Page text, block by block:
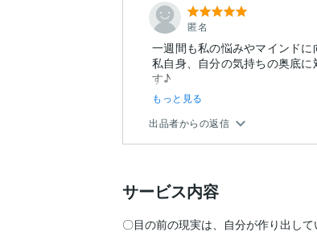
匿名
一週間も私の悩みやマインドに
私自身、自分の気持ちの奥底
す♪
本当にありがとうございました！
もっと見る
出品者からの返信
サービス内容
〇目の前の現実は、自分が作り出し